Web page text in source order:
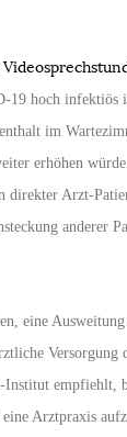
19 hoch infektiös
im
erhöhen
direkter Arzt-
anderer
eine
Versorgung
Institut empfiehlt,
Arztpraxis